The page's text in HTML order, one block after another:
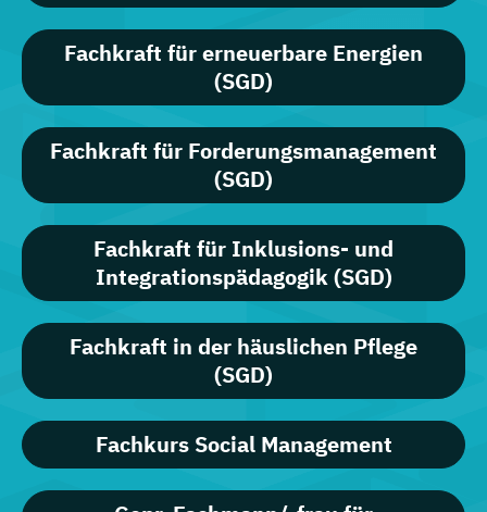
Fachkraft für erneuerbare Energien
(SGD)
Fachkraft für Forderungsmanagement
(SGD)
Fachkraft für Inklusions- und
Integrationspädagogik (SGD)
Fachkraft in der häuslichen Pflege
(SGD)
Fachkurs Social Management